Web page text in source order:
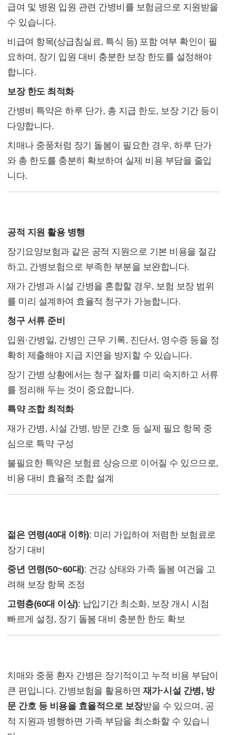
급여 및 병원 입원 관련 간병비를 보험금으로 지원받을
수 있습니다.
비급여 항목(상급침실료, 특식 등) 포함 여부 확인이 필
요하며, 장기 입원 대비 충분한 보장 한도를 설정해야
합니다.
보장 한도 최적화
간병비 특약은 하루 단가, 총 지급 한도, 보장 기간 등이
다양합니다.
치매나 중풍처럼 장기 돌봄이 필요한 경우, 하루 단가
와 총 한도를 충분히 확보하여 실제 비용 부담을 줄입
니다.
공적 지원 활용 병행
장기요양보험과 같은 공적 지원으로 기본 비용을 절감
하고, 간병보험으로 부족한 부분을 보완합니다.
재가 간병과 시설 간병을 혼합할 경우, 보험 보장 범위
를 미리 설계하여 효율적 청구가 가능합니다.
청구 서류 준비
입원·간병일, 간병인 근무 기록, 진단서, 영수증 등을 정
확히 제출해야 지급 지연을 방지할 수 있습니다.
장기 간병 상황에서는 청구 절차를 미리 숙지하고 서류
를 정리해 두는 것이 중요합니다.
특약 조합 최적화
재가 간병, 시설 간병, 방문 간호 등 실제 필요 항목 중
심으로 특약 구성
불필요한 특약은 보험료 상승으로 이어질 수 있으므로,
비용 대비 효율적 조합 설계
젊은 연령(40대 이하): 미리 가입하여 저렴한 보험료로
장기 대비
중년 연령(50~60대): 건강 상태와 가족 돌봄 여건을 고
려해 보장 항목 조정
고령층(60대 이상): 납입기간 최소화, 보장 개시 시점
빠르게 설정, 장기 돌봄 대비 충분한 한도 확보
치매와 중풍 환자 간병은 장기적이고 누적 비용 부담이
큰 편입니다. 간병보험을 활용하면 재가·시설 간병, 방
문 간호 등 비용을 효율적으로 보장받을 수 있으며, 공
적 지원과 병행하면 가족 부담을 최소화할 수 있습니